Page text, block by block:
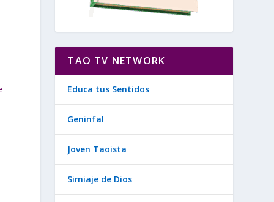
TAO TV NETWORK
Educa tus Sentidos
Geninfal
Joven Taoista
Simiaje de Dios